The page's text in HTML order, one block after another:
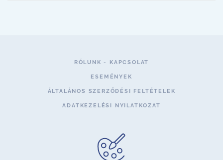
RÓLUNK - KAPCSOLAT
ESEMÉNYEK
ÁLTALÁNOS SZERZŐDÉSI FELTÉTELEK
ADATKEZELÉSI NYILATKOZAT